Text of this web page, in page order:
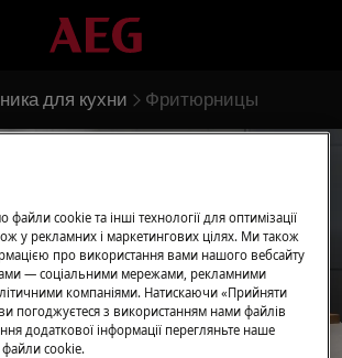
для кухни Фритюрницы
для
cookie та інші технології для оптимізації
у рекламних і маркетингових цілях. Ми також
про використання вами нашого вебсайту
— соціальними мережами, рекламними
компаніями. Натискаючи «Прийняти
погоджуєтеся з використанням нами файлів
додаткової інформації перегляньте наше
сookie.